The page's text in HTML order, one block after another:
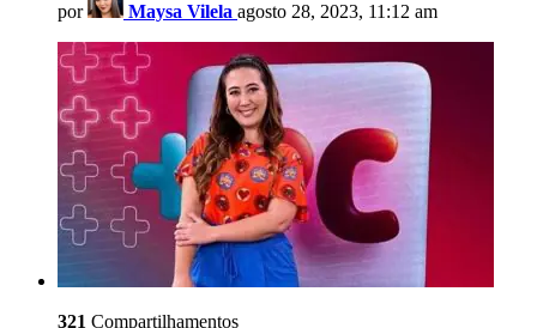
por Maysa Vilela agosto 28, 2023, 11:12 am
321 Compartilhamentos